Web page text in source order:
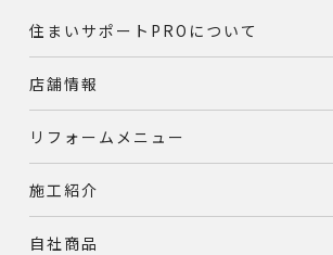
住まいサポートPROについて
店舗情報
リフォームメニュー
施工紹介
自社商品